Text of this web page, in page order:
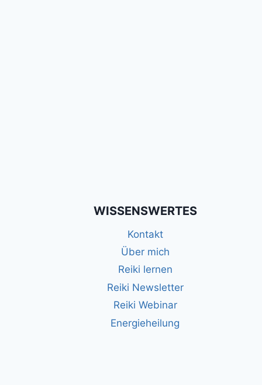
WISSENSWERTES
Kontakt
Über mich
Reiki lernen
Reiki Newsletter
Reiki Webinar
Energieheilung